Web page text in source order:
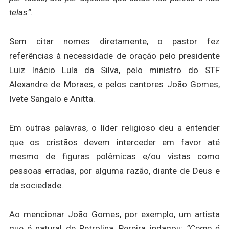
telas”.
Sem citar nomes diretamente, o pastor fez
referências à necessidade de oração pelo presidente
Luiz Inácio Lula da Silva, pelo ministro do STF
Alexandre de Moraes, e pelos cantores João Gomes,
Ivete Sangalo e Anitta.
Em outras palavras, o líder religioso deu a entender
que os cristãos devem interceder em favor até
mesmo de figuras polêmicas e/ou vistas como
pessoas erradas, por alguma razão, diante de Deus e
da sociedade.
Ao mencionar João Gomes, por exemplo, um artista